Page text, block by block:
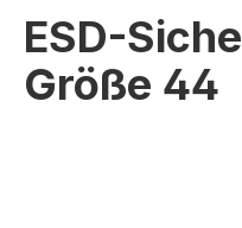
ESD-
Größe 44